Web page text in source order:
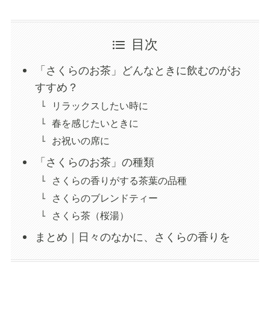
目次
「さくらのお茶」どんなときに飲むのがお
すすめ？
リラックスしたい時に
春を感じたいときに
お祝いの席に
「さくらのお茶」の種類
さくらの香りがする茶葉の品種
さくらのブレンドティー
さくら茶（桜湯）
まとめ｜日々のなかに、さくらの香りを